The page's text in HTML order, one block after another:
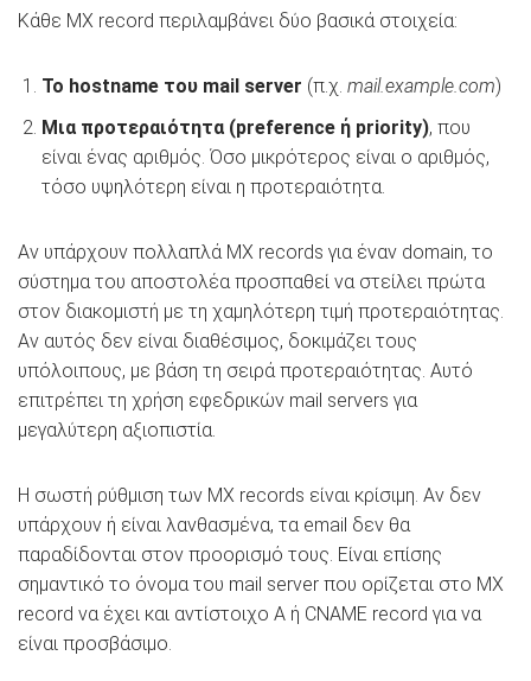
Κάθε MX record περιλαμβάνει δύο βασικά στοιχεία:
Το hostname του mail server (π.χ. mail.example.com)
Μια προτεραιότητα (preference ή priority), που
είναι ένας αριθμός. Όσο μικρότερος είναι ο αριθμός,
τόσο υψηλότερη είναι η προτεραιότητα.
Αν υπάρχουν πολλαπλά MX records για έναν domain, το
σύστημα του αποστολέα προσπαθεί να στείλει πρώτα
στον διακομιστή με τη χαμηλότερη τιμή προτεραιότητας.
Αν αυτός δεν είναι διαθέσιμος, δοκιμάζει τους
υπόλοιπους, με βάση τη σειρά προτεραιότητας. Αυτό
επιτρέπει τη χρήση εφεδρικών mail servers για
μεγαλύτερη αξιοπιστία.
Η σωστή ρύθμιση των MX records είναι κρίσιμη. Αν δεν
υπάρχουν ή είναι λανθασμένα, τα email δεν θα
παραδίδονται στον προορισμό τους. Είναι επίσης
σημαντικό το όνομα του mail server που ορίζεται στο MX
record να έχει και αντίστοιχο A ή CNAME record για να
είναι προσβάσιμο.